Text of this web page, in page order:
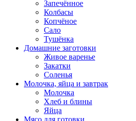
Запечённое
Колбасы
Копчёное
Сало
Тушёнка
Домашние заготовки
Живое варенье
Закатки
Соленья
Молочка, яйца и завтрак
Молочка
Хлеб и блины
Яйца
Мясо для готовки